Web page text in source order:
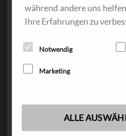
während andere uns
Ihre Erfahrungen zu
Notwendig
Marketing
ALLE